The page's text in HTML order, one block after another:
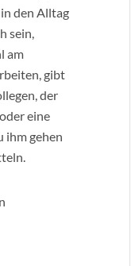
den Alltag
sein,
am
gibt
der
eine
ihm gehen